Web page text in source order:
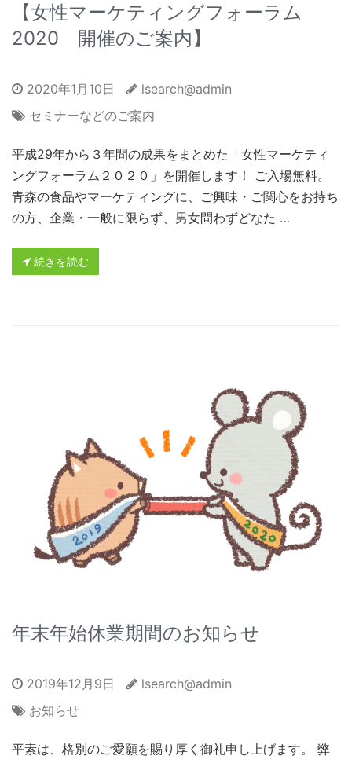
【女性マーケティングフォーラム
2020 開催のご案内】
2020年1月10日
lsearch@admin
セミナーなどのご案内
平成29年から３年間の成果をまとめた「女性マーケティ
ングフォーラム２０２０」を開催します！ ご入場無料。
青森の食品やマーケティングに、ご興味・ご関心をお持ち
の方、企業・一般に限らず、男女問わずどなた …
続きを読む
年末年始休業期間のお知らせ
2019年12月9日
lsearch@admin
お知らせ
平素は、格別のご愛願を賜り厚く御礼申し上げます。 弊